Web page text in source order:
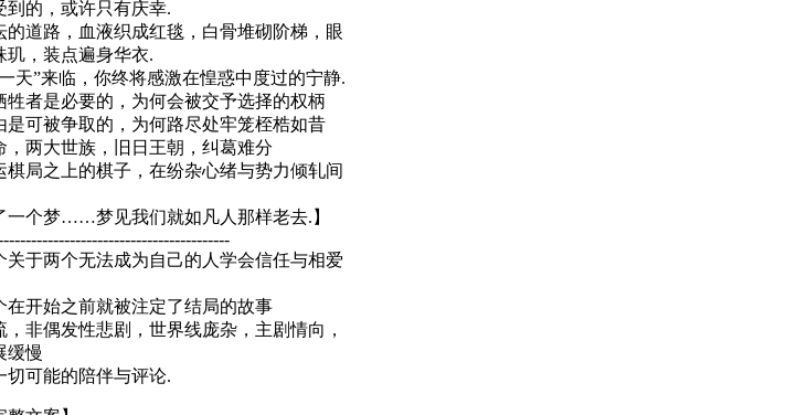
到的，或许只有庆幸.
的道路，血液织成红毯，白骨堆砌阶梯，眼
玑，装点遍身华衣.
天”来临，你终将感激在惶惑中度过的宁静.
牲者是必要的，为何会被交予选择的权柄
是可被争取的，为何路尽处牢笼桎梏如昔
，两大世族，旧日王朝，纠葛难分
棋局之上的棋子，在纷杂心绪与势力倾轧间
一个梦……梦见我们就如凡人那样老去.】
关于两个无法成为自己的人学会信任与相爱
在开始之前就被注定了结局的故事
，非偶发性悲剧，世界线庞杂，主剧情向，
缓慢
切可能的陪伴与评论.